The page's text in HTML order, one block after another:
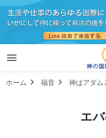
ホーム 福音 神はアダム
エ